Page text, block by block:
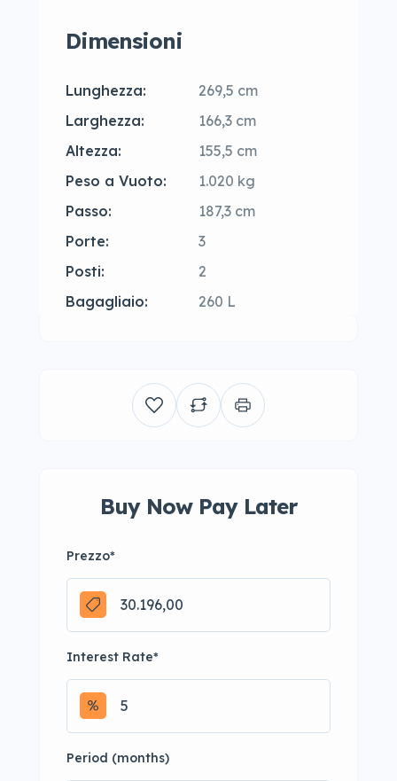
Dimensioni
Lunghezza:
269,5 cm
Larghezza:
166,3 cm
Altezza:
155,5 cm
Peso a Vuoto:
1.020 kg
Passo:
187,3 cm
Porte:
3
Posti:
2
Bagagliaio:
260 L
Buy Now Pay Later
Prezzo*
Interest Rate*
Period (months)